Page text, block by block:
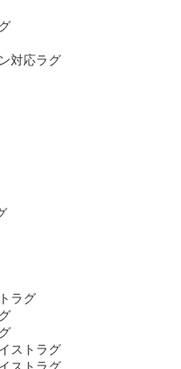
対応ラグ
ラグ
ストラグ